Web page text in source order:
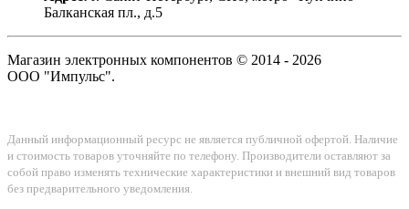
Балканская пл., д.5
Магазин электронных компонентов © 2014 - 2026
ООО "Импульс".
Данный информационный ресурс не является публичной офертой. Наличие
и стоимость товаров уточняйте по телефону. Производители оставляют за
собой право изменять технические характеристики и внешний вид товаров
без предварительного уведомления.